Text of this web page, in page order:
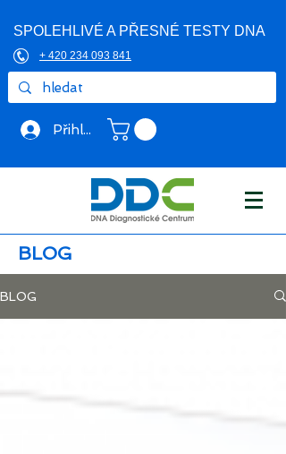
SPOLEHLIVÉ A PŘESNÉ TESTY DNA
+ 420 234 093 841
Přihlásit se
BLOG
BLOG